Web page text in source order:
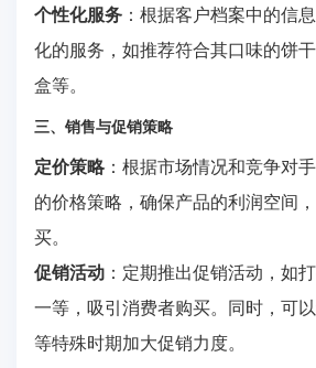
个性化服务 ：根据客户档案中的信
化的服务，如推荐符合其口味的饼
盒等。
三、销售与促销策略
定价策略：根据市场情况和竞争对
的价格策略，确保产品的利润空间
买。
促销活动 ：定期推出促销活动，如
一等，吸引消费者购买。同时，可
等特殊时期加大促销力度。